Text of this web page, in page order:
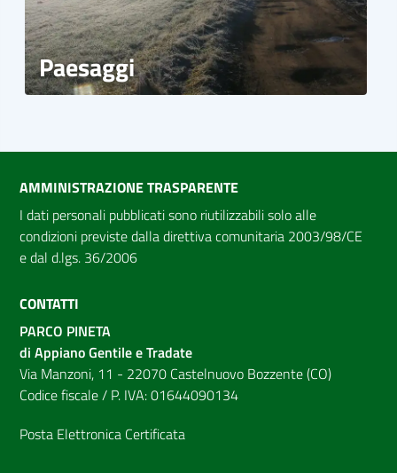
Paesaggi
AMMINISTRAZIONE TRASPARENTE
I dati personali pubblicati sono riutilizzabili solo alle
condizioni previste dalla direttiva comunitaria 2003/98/CE
e dal d.lgs. 36/2006
CONTATTI
PARCO PINETA
di Appiano Gentile e Tradate
Via Manzoni, 11 - 22070 Castelnuovo Bozzente (CO)
Codice fiscale / P. IVA: 01644090134
Posta Elettronica Certificata